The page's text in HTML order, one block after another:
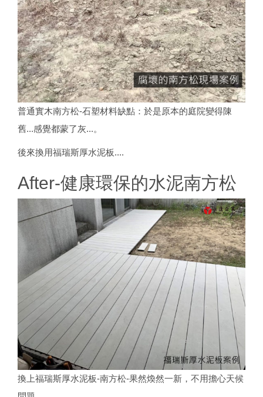
普通實木南方松-石塑材料缺點：於是原本的庭院變得陳
舊...感覺都蒙了灰...。
後來換用福瑞斯厚水泥板....
After-健康環保的水泥南方松
換上福瑞斯厚水泥板-南方松-果然煥然一新，不用擔心天候